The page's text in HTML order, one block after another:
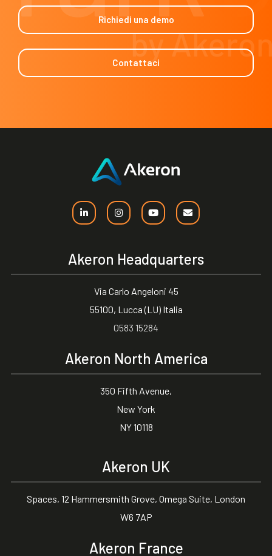
Richiedi una demo
Contattaci
Akeron Headquarters
Via Carlo Angeloni 45
55100, Lucca (LU) Italia
0583 15284
Akeron North America
350 Fifth Avenue,
New York
NY 10118
Akeron UK
Spaces, 12 Hammersmith Grove, Omega Suite, London
W6 7AP
Akeron France